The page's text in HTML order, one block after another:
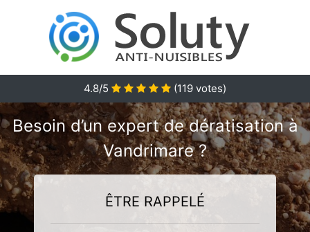
4.8/5 (119 votes)
Besoin d’un expert de dératisation à
Vandrimare ?
ÊTRE RAPPELÉ